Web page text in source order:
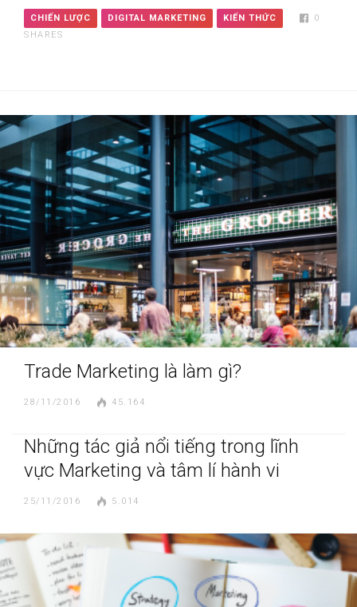
CHIẾN LƯỢC DIGITAL MARKETING KIẾN THỨC
0
SHARES
Trade Marketing là làm gì?
28/11/2016 45.164
Những tác giả nổi tiếng trong lĩnh
vực Marketing và tâm lí hành vi
25/11/2016 5.014